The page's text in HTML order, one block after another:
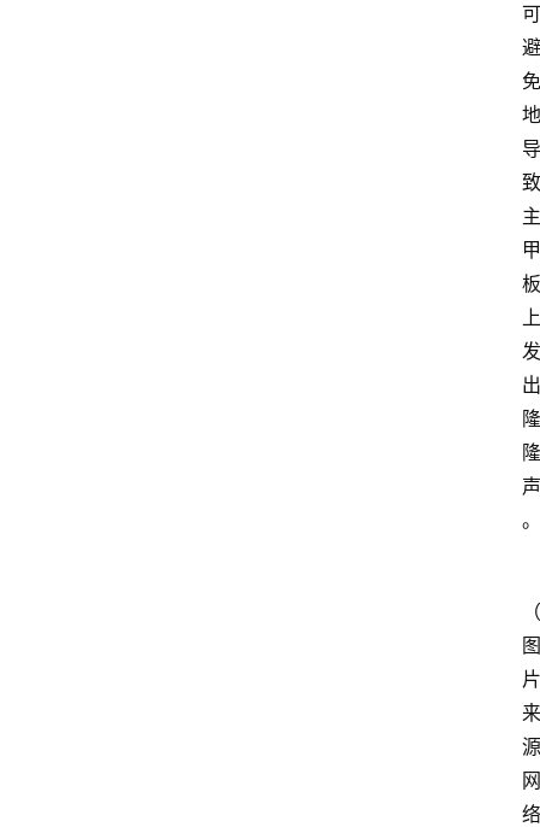
可
避
免
地
导
致
主
甲
板
上
发
出
隆
隆
声
。
（
图
片
来
源
网
络